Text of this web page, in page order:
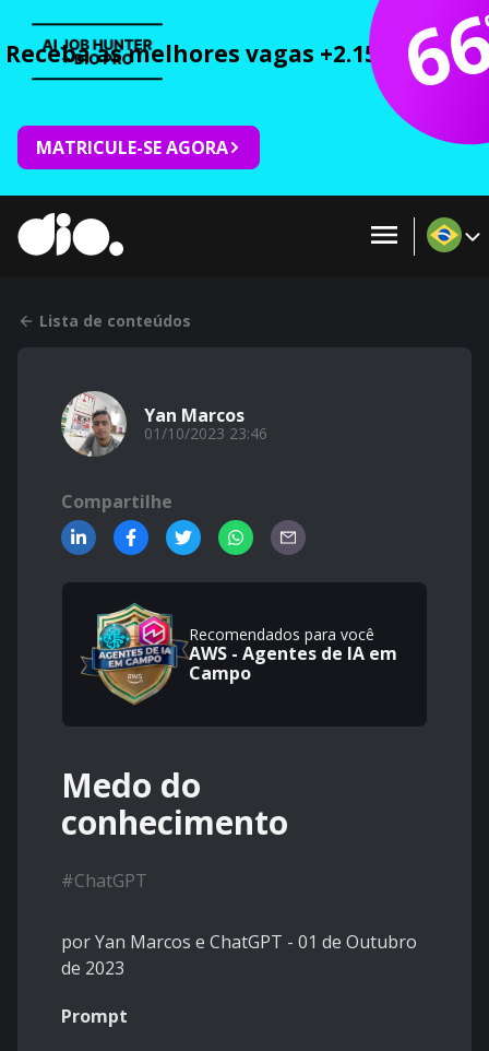
Receba as melhores vagas +2.150 cursos
MATRICULE-SE AGORA
Lista de conteúdos
Yan Marcos
01/10/2023 23:46
Compartilhe
Recomendados para você
AWS - Agentes de IA em
Campo
Medo do
conhecimento
#ChatGPT
por Yan Marcos e ChatGPT - 01 de Outubro
de 2023
Prompt